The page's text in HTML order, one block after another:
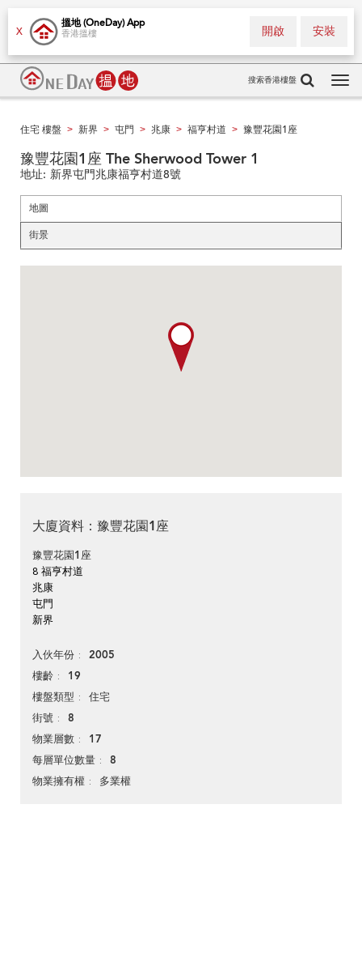
X
搵地 (OneDay) App
香港搵樓 安裝
開啟
搜索香港樓盤
住宅 樓盤 > 新界 > 屯門 > 兆康 > 福亨村道 > 豫豐花園1座
豫豐花園1座 The Sherwood Tower 1
地址: 新界屯門兆康福亨村道8號
地圖
街景
大廈資料：豫豐花園1座
豫豐花園1座
8 福亨村道
兆康
屯門
新界
入伙年份 2005
樓齡 19
樓盤類型 住宅
街號 8
物業層數 17
每層單位數量 8
物業擁有權 多業權